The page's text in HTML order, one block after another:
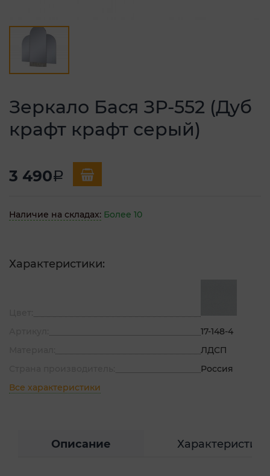
Зеркало Бася ЗР-552 (Дуб
крафт крафт серый)
3 490a
Наличие на складах: Более 10
Характеристики:
17-148-4
ЛДСП
Россия
Все характеристики
Описание Характеристики